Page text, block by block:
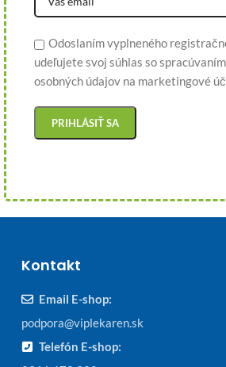
Odoslaním vyplneného
udeľujete svoj súhlas so
osobných údajov na marketingové
Kontakt
Email E-shop:
podpora@viplekaren.sk
Telefón E-shop: